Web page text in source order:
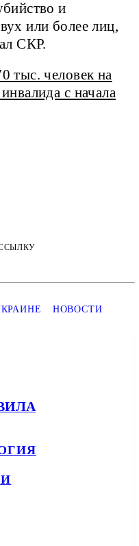
и
или более лиц,
СКР.
тыс. человек на
с начала
НОВОСТИ